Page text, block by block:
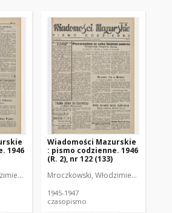
1946
(1902-1971). Redaktor
Wiadomości Mazurskie
: pismo codzienne. 1946
(R. 2), nr 122 (133)
Mroczkowski, Włodzimierz (1902-
1945-1947
czasopismo